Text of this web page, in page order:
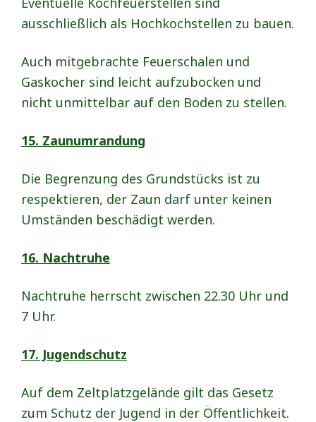
ausschließlich als Hochkochstellen zu bauen.
Auch mitgebrachte Feuerschalen und
Gaskocher sind leicht aufzubocken und
nicht unmittelbar auf den Boden zu stellen.
15. Zaunumrandung
Die Begrenzung des Grundstücks ist zu
respektieren, der Zaun darf unter keinen
Umständen beschädigt werden.
16. Nachtruhe
Nachtruhe herrscht zwischen 22.30 Uhr und
7 Uhr.
17. Jugendschutz
Auf dem Zeltplatzgelände gilt das Gesetz
zum Schutz der Jugend in der Öffentlichkeit.